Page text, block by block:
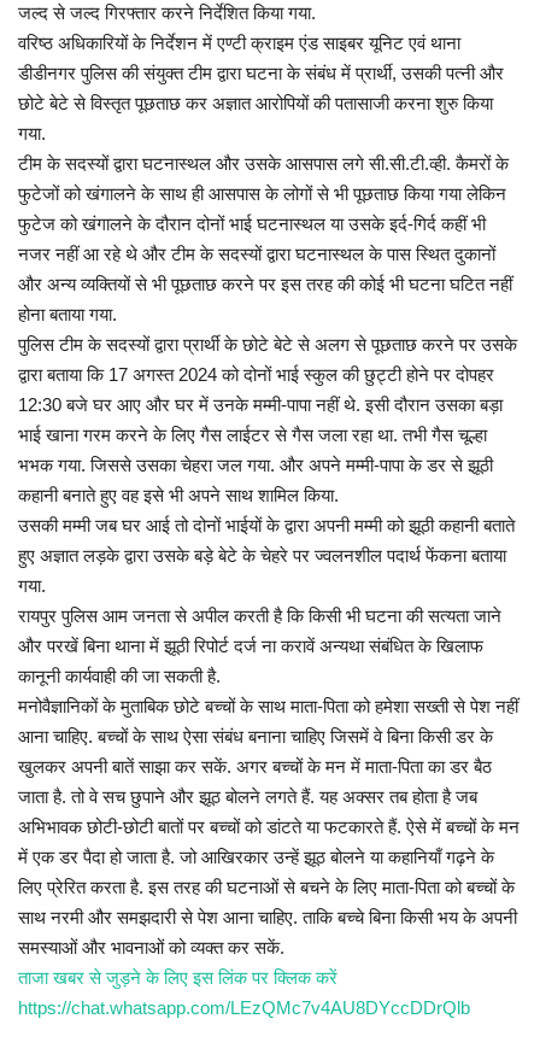
हेल्थ
Language
English
जल्द से जल्द गिरफ्तार करने निर्देशित किया गया.
वरिष्ठ अधिकारियों के निर्देशन में एण्टी क्राइम एंड साइबर यूनिट एवं थाना
डीडीनगर पुलिस की संयुक्त टीम द्वारा घटना के संबंध में प्रार्थी, उसकी पत्नी और
छोटे बेटे से विस्तृत पूछताछ कर अज्ञात आरोपियों की पतासाजी करना शुरु किया
गया.
टीम के सदस्यों द्वारा घटनास्थल और उसके आसपास लगे सी.सी.टी.व्ही. कैमरों के
फुटेजों को खंगालने के साथ ही आसपास के लोगों से भी पूछताछ किया गया लेकिन
फुटेज को खंगालने के दौरान दोनों भाई घटनास्थल या उसके इर्द-गिर्द कहीं भी
नजर नहीं आ रहे थे और टीम के सदस्यों द्वारा घटनास्थल के पास स्थित दुकानों
और अन्य व्यक्तियों से भी पूछताछ करने पर इस तरह की कोई भी घटना घटित नहीं
होना बताया गया.
पुलिस टीम के सदस्यों द्वारा प्रार्थी के छोटे बेटे से अलग से पूछताछ करने पर उसके
द्वारा बताया कि 17 अगस्त 2024 को दोनों भाई स्कुल की छुट्टी होने पर दोपहर
12:30 बजे घर आए और घर में उनके मम्मी-पापा नहीं थे. इसी दौरान उसका बड़ा
भाई खाना गरम करने के लिए गैस लाईटर से गैस जला रहा था. तभी गैस चूल्हा
भभक गया. जिससे उसका चेहरा जल गया. और अपने मम्मी-पापा के डर से झूठी
कहानी बनाते हुए वह इसे भी अपने साथ शामिल किया.
उसकी मम्मी जब घर आई तो दोनों भाईयों के द्वारा अपनी मम्मी को झूठी कहानी बताते
हुए अज्ञात लड़के द्वारा उसके बड़े बेटे के चेहरे पर ज्वलनशील पदार्थ फेंकना बताया
गया.
रायपुर पुलिस आम जनता से अपील करती है कि किसी भी घटना की सत्यता जाने
और परखें बिना थाना में झूठी रिपोर्ट दर्ज ना करावें अन्यथा संबंधित के खिलाफ
कानूनी कार्यवाही की जा सकती है.
मनोवैज्ञानिकों के मुताबिक छोटे बच्चों के साथ माता-पिता को हमेशा सख्ती से पेश नहीं
आना चाहिए. बच्चों के साथ ऐसा संबंध बनाना चाहिए जिसमें वे बिना किसी डर के
खुलकर अपनी बातें साझा कर सकें. अगर बच्चों के मन में माता-पिता का डर बैठ
जाता है. तो वे सच छुपाने और झूठ बोलने लगते हैं. यह अक्सर तब होता है जब
अभिभावक छोटी-छोटी बातों पर बच्चों को डांटते या फटकारते हैं. ऐसे में बच्चों के मन
में एक डर पैदा हो जाता है. जो आखिरकार उन्हें झूठ बोलने या कहानियाँ गढ़ने के
लिए प्रेरित करता है. इस तरह की घटनाओं से बचने के लिए माता-पिता को बच्चों के
साथ नरमी और समझदारी से पेश आना चाहिए. ताकि बच्चे बिना किसी भय के अपनी
समस्याओं और भावनाओं को व्यक्त कर सकें.
ताजा खबर से जुड़ने के लिए इस लिंक पर क्लिक करें
https://chat.whatsapp.com/LEzQMc7v4AU8DYccDDrQlb